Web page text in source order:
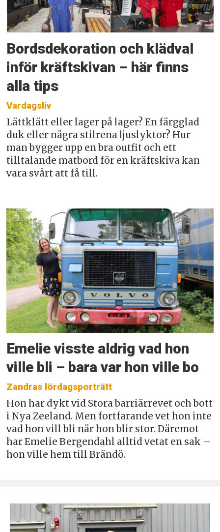
Bordsdekoration och klädval
inför kräftskivan – här finns
alla tips
Vardagsliv
Lättklätt eller lager på lager? En färgglad
duk eller några stilrena ljuslyktor? Hur
man bygger upp en bra outfit och ett
tilltalande matbord för en kräftskiva kan
vara svårt att få till.
Emelie visste aldrig vad hon
ville bli – bara var hon ville bo
Zandras lördagsporträtt
Hon har dykt vid Stora barriärrevet och bott
i Nya Zeeland. Men fortfarande vet hon inte
vad hon vill bli när hon blir stor. Däremot
har Emelie Bergendahl alltid vetat en sak –
hon ville hem till Brändö.